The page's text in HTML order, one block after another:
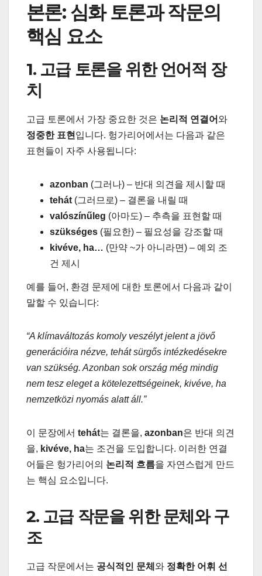
본론: 심화 토론과 작문의
핵심 요소
1. 고급 토론을 위한 언어적 장
치
고급 토론에서 가장 중요한 것은 논리적 연결어 와
정중한 표현 입니다. 헝가리어에서는 다음과 같은
표현들이 자주 사용됩니다:
azonban (그러나) – 반대 의견을 제시할 때
tehát (그러므로) – 결론을 내릴 때
valószínűleg (아마도) – 추측을 표현할 때
szükséges (필요한) – 필요성을 강조할 때
kivéve, ha… (만약 ~가 아니라면) – 예외 조
건 제시
예를 들어, 환경 문제에 대한 토론에서 다음과 같이
말할 수 있습니다:
“A klímaváltozás komoly veszélyt jelent a jövő
generációira nézve, tehát sürgős intézkedésekre
van szükség. Azonban sok ország még mindig
nem tesz eleget a kötelezettségeinek, kivéve, ha
nemzetközi nyomás alatt áll.”
이 문장에서 tehát는 결론을, azonban은 반대 의견
을, kivéve, ha는 조건을 도입합니다. 이러한 연결
어들은 헝가리어의 논리적 흐름을 자연스럽게 만드
는 핵심 요소입니다.
2. 고급 작문을 위한 문체와 구
조
고급 작문에서는 공식적인 문체 와 정확한 어휘 선